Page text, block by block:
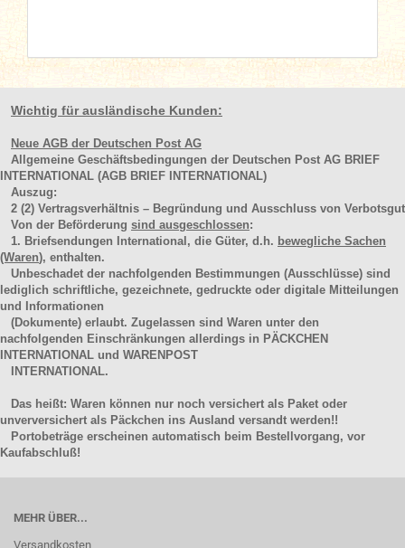
Wichtig für ausländische Kunden:
Neue AGB der Deutschen Post AG
Allgemeine Geschäftsbedingungen der Deutschen Post AG BRIEF
INTERNATIONAL (AGB BRIEF INTERNATIONAL)
Auszug:
2 (2) Vertragsverhältnis – Begründung und Ausschluss von Verbotsgut
Von der Beförderung sind ausgeschlossen:
1. Briefsendungen International, die Güter, d.h. bewegliche Sachen
(Waren), enthalten.
Unbeschadet der nachfolgenden Bestimmungen (Ausschlüsse) sind
lediglich schriftliche, gezeichnete, gedruckte oder digitale Mitteilungen
und Informationen
(Dokumente) erlaubt. Zugelassen sind Waren unter den
nachfolgenden Einschränkungen allerdings in PÄCKCHEN
INTERNATIONAL und WARENPOST
INTERNATIONAL.
Das heißt: Waren können nur noch versichert als Paket oder
unverversichert als Päckchen ins Ausland versandt werden!!
Portobeträge erscheinen automatisch beim Bestellvorgang, vor
Kaufabschluß!
MEHR ÜBER...
Versandkosten